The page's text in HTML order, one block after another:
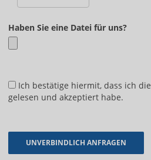
Haben Sie eine Datei für uns?
Ich bestätige hiermit, dass ich die
gelesen und akzeptiert habe.